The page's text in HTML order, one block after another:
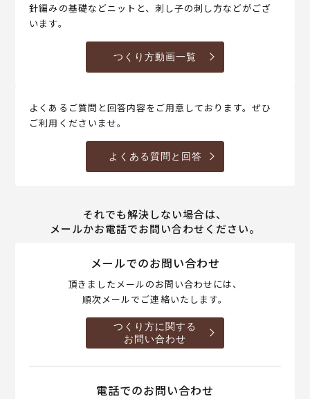
針編みの基礎などニットと、刺し子の刺し方などがござ
います。
つくり方動画一覧
よくあるご質問と回答内容をご用意しております。ぜひ
ご利用くださいませ。
よくある質問と回答
それでも解決しない場合は、
メールかお電話でお問い合わせください。
メールでのお問い合わせ
頂きましたメールのお問い合わせには、
順次メールでご連絡いたします。
つくり方に関する
お問い合わせ
電話でのお問い合わせ